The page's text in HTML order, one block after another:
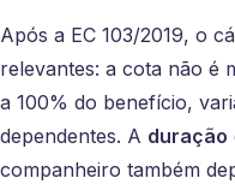
Após a EC 103/2019, o
relevantes: a cota não é
a 100% do benefício,
dependentes. A duração
companheiro também